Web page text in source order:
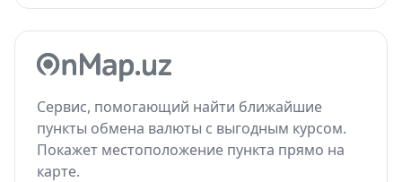
Сервис, помогающий найти ближайшие
пункты обмена валюты с выгодным курсом.
Покажет местоположение пункта прямо на
карте.